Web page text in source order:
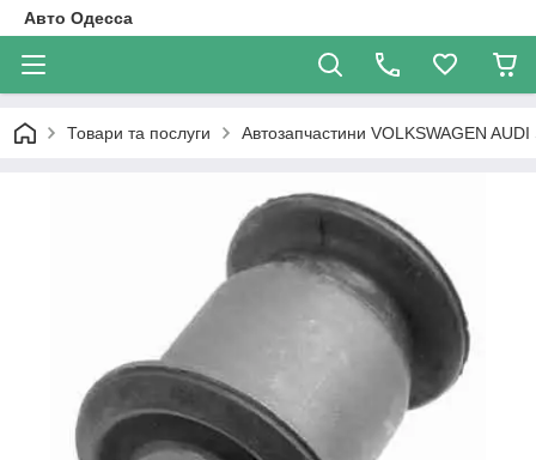
Авто Одесса
Товари та послуги Автозапчастини VOLKSWAGEN AUDI